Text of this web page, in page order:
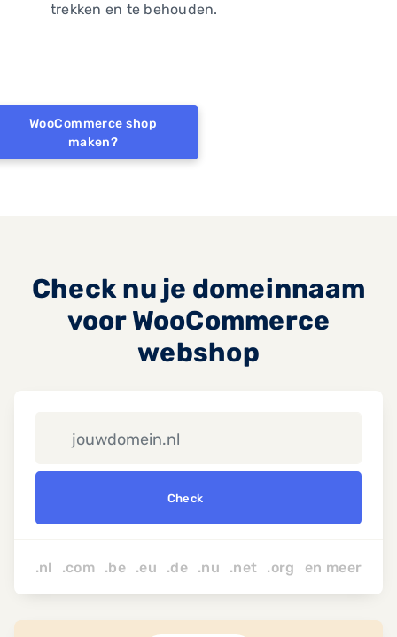
trekken en te behouden.
WooCommerce shop
maken?
Check nu je domeinnaam
voor WooCommerce
webshop
Check
.nl .com .be .eu .de .nu .net .org en meer